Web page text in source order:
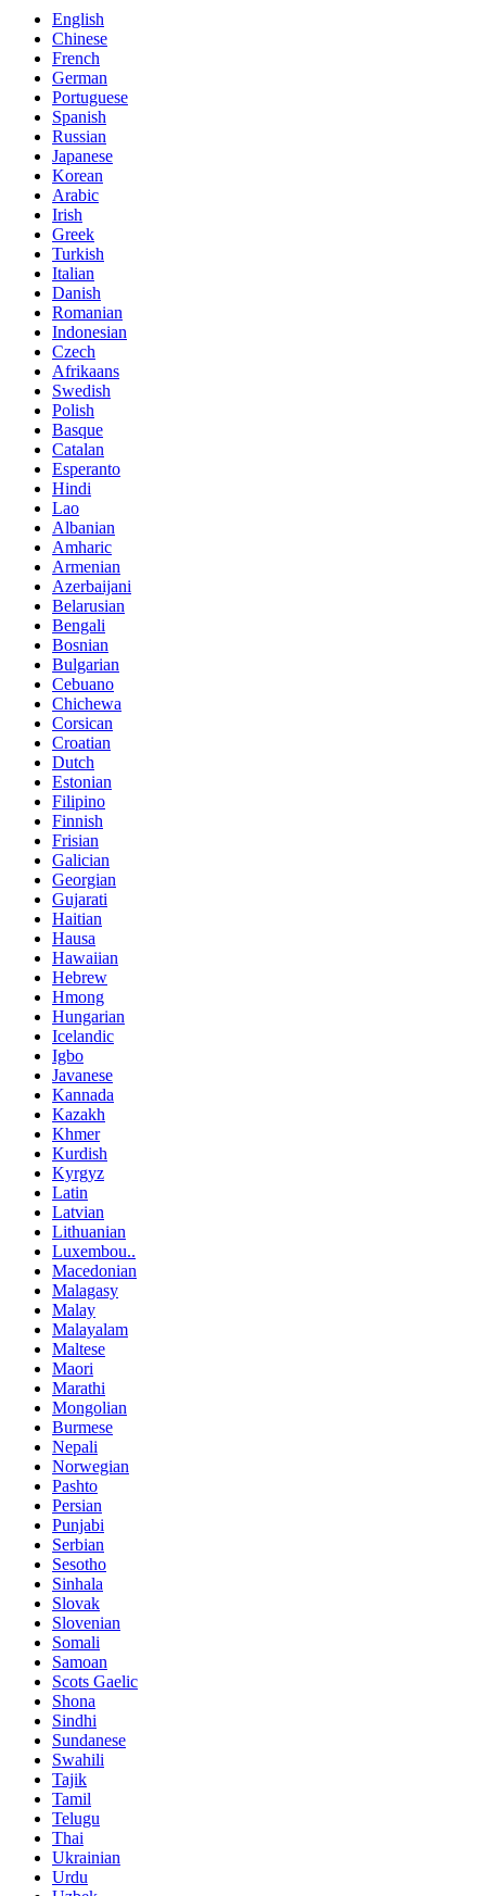
English
Chinese
French
German
Portuguese
Spanish
Russian
Japanese
Korean
Arabic
Irish
Greek
Turkish
Italian
Danish
Romanian
Indonesian
Czech
Afrikaans
Swedish
Polish
Basque
Catalan
Esperanto
Hindi
Lao
Albanian
Amharic
Armenian
Azerbaijani
Belarusian
Bengali
Bosnian
Bulgarian
Cebuano
Chichewa
Corsican
Croatian
Dutch
Estonian
Filipino
Finnish
Frisian
Galician
Georgian
Gujarati
Haitian
Hausa
Hawaiian
Hebrew
Hmong
Hungarian
Icelandic
Igbo
Javanese
Kannada
Kazakh
Khmer
Kurdish
Kyrgyz
Latin
Latvian
Lithuanian
Luxembou..
Macedonian
Malagasy
Malay
Malayalam
Maltese
Maori
Marathi
Mongolian
Burmese
Nepali
Norwegian
Pashto
Persian
Punjabi
Serbian
Sesotho
Sinhala
Slovak
Slovenian
Somali
Samoan
Scots Gaelic
Shona
Sindhi
Sundanese
Swahili
Tajik
Tamil
Telugu
Thai
Ukrainian
Urdu